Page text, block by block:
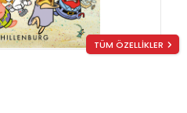
TÜM ÖZELLİKLER